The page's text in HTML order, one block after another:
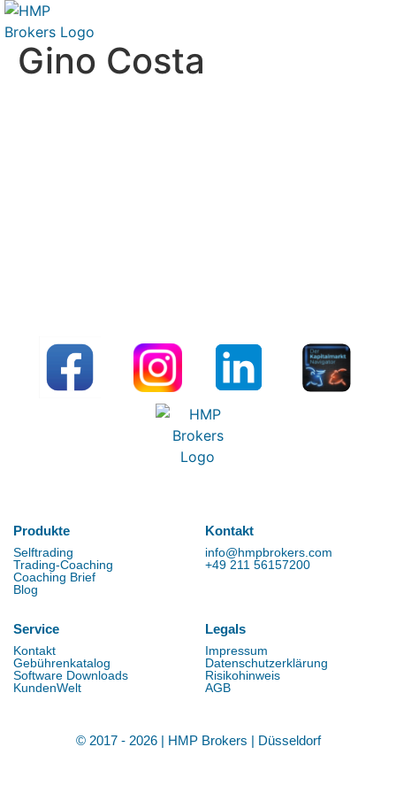
Gino Costa
Produkte
Selftrading
Trading-Coaching
Coaching Brief
Blog
Service
Kontakt
Gebührenkatalog
Software Downloads
KundenWelt
Legals
Impressum
Datenschutzerklärung
Risikohinweis
AGB
Kontakt
info@hmpbrokers.com
+49 211 56157200
© 2017 - 2026 | HMP Brokers | Düsseldorf